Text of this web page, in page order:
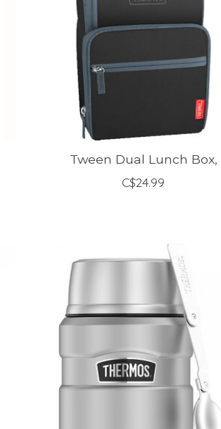
Tween Dual Lunch Box,
C$24.99